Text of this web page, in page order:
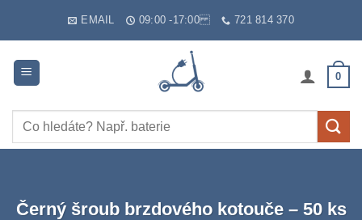
EMAIL 09:00 -17:00 721 814 370
0
Hledat:
Černý šroub brzdového kotouče – 50 ks